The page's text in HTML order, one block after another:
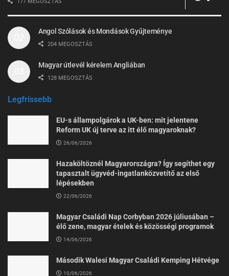
177 MEGOSZTÁS
Angol Szólások és Mondások Gyűjteménye
204 MEGOSZTÁS
Magyar útlevél kérelem Angliában
128 MEGOSZTÁS
Legfrissebb
EU-s állampolgárok a UK-ben: mit jelentene
Reform UK új terve az itt élő magyaroknak?
26/06/2026
Hazaköltöznél Magyarországra? Így segíthet egy
tapasztalt ügyvéd-ingatlanközvetítő az első
lépésekben
22/06/2026
Magyar Családi Nap Corbyban 2026 júliusában –
élő zene, magyar ételek és közösségi programok
14/06/2026
Második Walesi Magyar Családi Kemping Hétvége
10/06/2026